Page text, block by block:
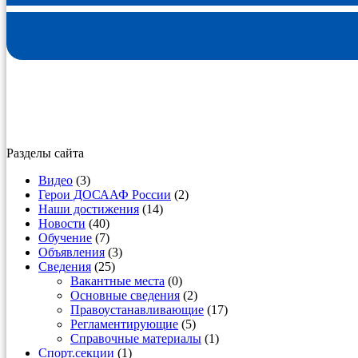
Разделы сайта
Видео (3)
Герои ДОСААФ России (2)
Наши достижения (14)
Новости (40)
Обучение (7)
Объявления (3)
Сведения (25)
Вакантные места (0)
Основные сведения (2)
Правоустанавливающие (17)
Регламентирующие (5)
Справочные материалы (1)
Спорт.секции (1)